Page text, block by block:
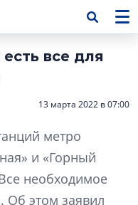
все для
13 марта 2022 в 07:00
метро
и «Горный
необходимое
Об этом заявил